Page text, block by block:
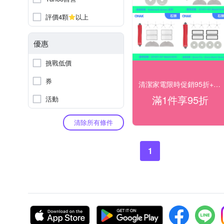
評價4顆
以上
優惠
挑戰低價
券
活動
清除所有條件
清潔家電限時促銷95折+快速到貨
滿1件享95折
1